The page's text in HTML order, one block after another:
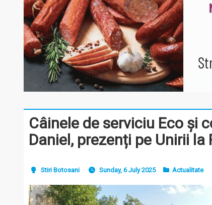
Câinele de serviciu Eco și
Daniel, prezenți pe Unirii
Stiri Botosani Sunday, 6 July 2025 Actualitate